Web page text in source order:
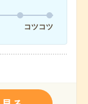
コツコツ